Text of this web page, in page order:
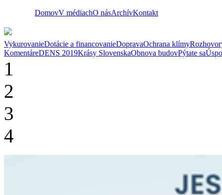
DomovV médiachO násArchívKontakt
VykurovanieDotácie a financovanieDopravaOchrana klímy
KomentáreDENS 2019Krásy SlovenskaObnova budovPýtate sa
1
2
3
4